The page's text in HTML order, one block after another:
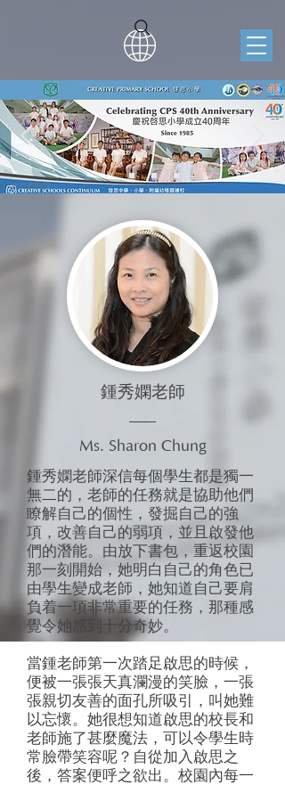
鍾秀嫻老師
Ms. Sharon Chung
鍾秀嫻老師深信每個學生都是獨一
無二的，老師的任務就是協助他們
瞭解自己的個性，發掘自己的強
項，改善自己的弱項，並且啟發他
們的潛能。由放下書包，重返校園
那一刻開始，她明白自己的角色已
由學生變成老師，她知道自己要肩
負着一項非常重要的任務，那種感
覺令她感到十分奇妙。
當鍾老師第一次踏足啟思的時候，
便被一張張天真瀾漫的笑臉，一張
張親切友善的面孔所吸引，叫她難
以忘懷。她很想知道啟思的校長和
老師施了甚麼魔法，可以令學生時
常臉帶笑容呢？自從加入啟思之
後，答案便呼之欲出。校園內每一